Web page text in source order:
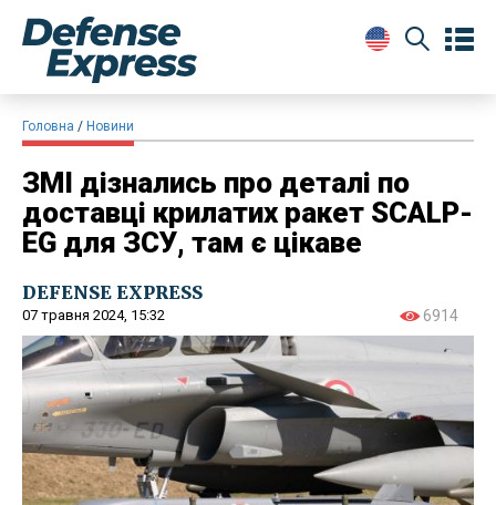
Головна Новини
ЗМІ дізнались про деталі по
доставці крилатих ракет SCALP-
EG для ЗСУ, там є цікаве
DEFENSE EXPRESS
07 травня 2024, 15:32 6914